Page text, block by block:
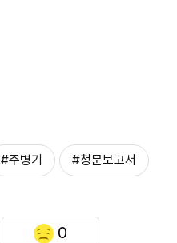
#주병기 #청문보고서
0